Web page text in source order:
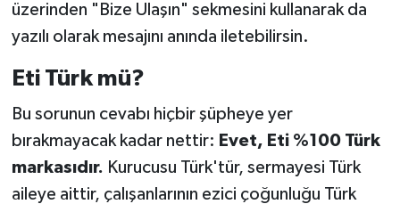
üzerinden "Bize Ulaşın" sekmesini kullanarak da
yazılı olarak mesajını anında iletebilirsin.
Eti Türk mü?
Bu sorunun cevabı hiçbir şüpheye yer
bırakmayacak kadar nettir: Evet, Eti %100 Türk
markasıdır. Kurucusu Türk'tür, sermayesi Türk
aileye aittir, çalışanlarının ezici çoğunluğu Türk